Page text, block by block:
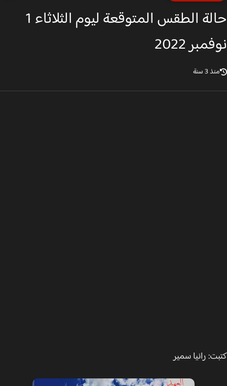
حالة الطقس المتوقعة ليوم الثلاثاء 1
2022
3 سنة
رانيا سمير